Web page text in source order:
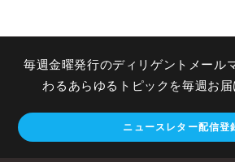
毎週金曜発行のディリゲントメール
わるあらゆるトピックを毎週お届
ニュースレター配信登